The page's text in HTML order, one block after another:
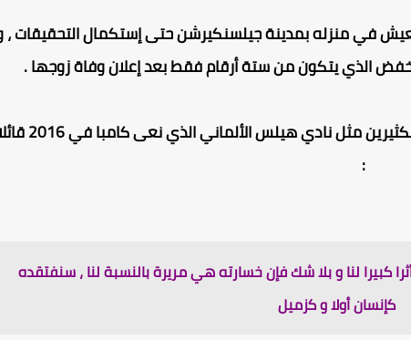
في منزله بمدينة جيلسنكيرشن حتى إستكمال التحقيقات ،
الذي يتكون من ستة أرقام فقط بعد إعلان وفاة زوجها.
مثلنادي هيلس الألمانيالذي نعىكامبا
في 2016
:
كبيرا لنا و بلا شك فإن خسارته هي مريرة بالنسبة لنا ، سنفتقده
كإنسان أولا و كزميل